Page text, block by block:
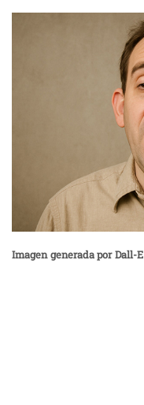
Imagen generada por Dall-E